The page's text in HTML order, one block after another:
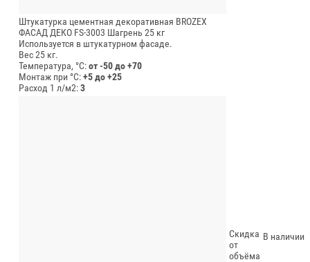
Штукатурка цементная декоративная BROZEX
ФАСАД ДЕКО FS-3003 Шагрень 25 кг
Используется в штукатурном фасаде.
Вес 25 кг.
Температура, °C:от -50 до +70
Монтаж при °C:+5 до +25
Расход 1 л/м2:3
Скидка
от
объёма
В наличии